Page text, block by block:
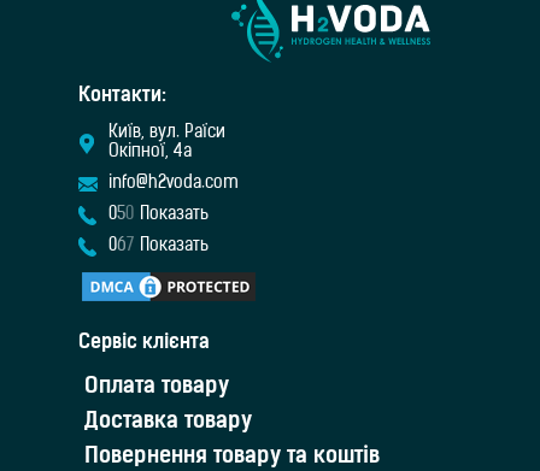
Контакти:
Київ, вул. Раїси
Окіпної, 4а
info@h2voda.com
050 Показать
067 Показать
Cервіс клієнта
Оплата товару
Доставка товару
Повернення товару та коштів